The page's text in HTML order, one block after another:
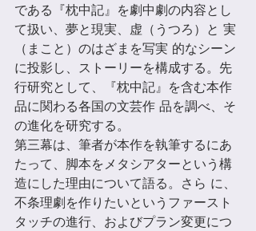
である『枕中記』を劇中劇の内容とし
て扱い、夢と現実、虚（うつろ）と 実
（まこと）のはざまを写実 的なシーン
に投影し、ストーリーを構成する。先
⾏研究として、『枕中記』を含む本作
品に関わる各国の⽂芸作 品を調べ、そ
の進化を研究する。
第三幕は、筆者が本作を執筆するにあ
たって、脚本をメタシアターという構
造にした理由について語る。さら に、
不条理劇を作りたいというファースト
タッチの進⾏、およびプラン変更につ